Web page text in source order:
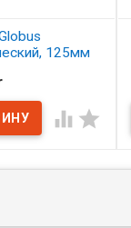
125мм
 